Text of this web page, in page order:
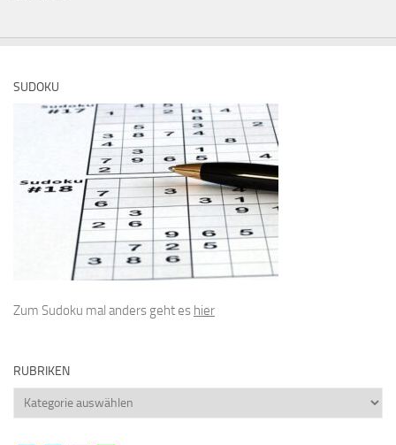
SUDOKU
Zum Sudoku mal anders geht es hier
RUBRIKEN
Rubriken